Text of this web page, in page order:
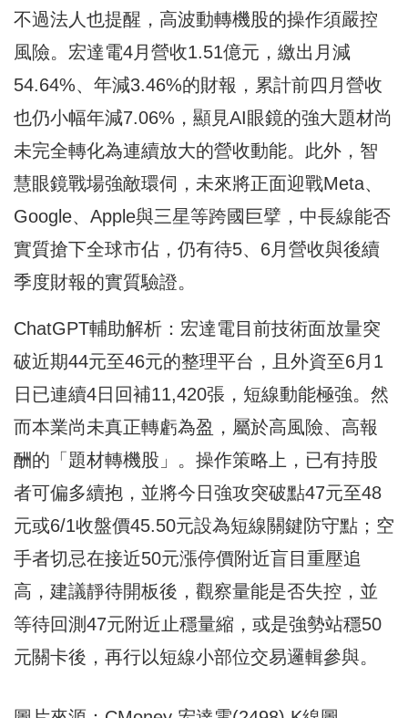
不過法人也提醒，高波動轉機股的操作須嚴控
風險。宏達電4月營收1.51億元，繳出月減
54.64%、年減3.46%的財報，累計前四月營收
也仍小幅年減7.06%，顯見AI眼鏡的強大題材尚
未完全轉化為連續放大的營收動能。此外，智
慧眼鏡戰場強敵環伺，未來將正面迎戰Meta、
Google、Apple與三星等跨國巨擘，中長線能否
實質搶下全球市佔，仍有待5、6月營收與後續
季度財報的實質驗證。
ChatGPT輔助解析：宏達電目前技術面放量突
破近期44元至46元的整理平台，且外資至6月1
日已連續4日回補11,420張，短線動能極強。然
而本業尚未真正轉虧為盈，屬於高風險、高報
酬的「題材轉機股」。操作策略上，已有持股
者可偏多續抱，並將今日強攻突破點47元至48
元或6/1收盤價45.50元設為短線關鍵防守點；空
手者切忌在接近50元漲停價附近盲目重壓追
高，建議靜待開板後，觀察量能是否失控，並
等待回測47元附近止穩量縮，或是強勢站穩50
元關卡後，再行以短線小部位交易邏輯參與。